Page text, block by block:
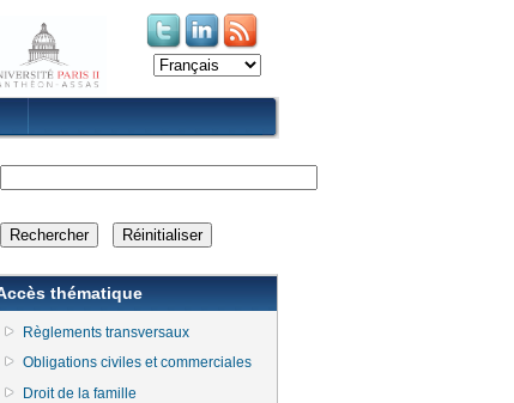
(le lien est externe)
(le lien est externe)
thématique
Règlements transversaux
Obligations civiles et commerciales
Droit de la famille